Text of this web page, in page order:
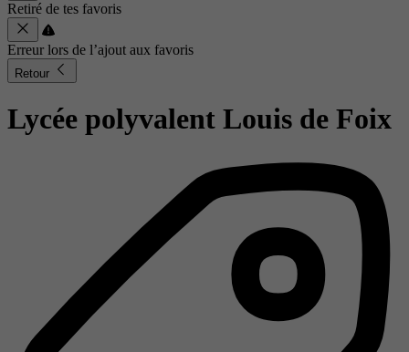
Retiré de tes favoris
Erreur lors de l’ajout aux favoris
Retour
Lycée polyvalent Louis de Foix